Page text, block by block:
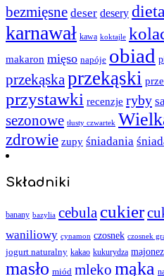
bezmięsne deser desery dieta
karnawał kawa koktajle
makaron mięso napóje obiad
przekąskaprzekąski
przystawki recenzje ryby
sezonowe tłusty czwartek
zdrowie zupy śniadania
Składniki
banany bazylia cebula cukier
waniliowy cynamon czosnek czosnek
jogurt naturalny kakao kukurydza majonez
masło miód mleko mąka